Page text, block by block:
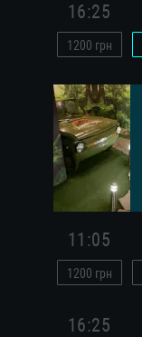
16:25
1200 грн
11:05
1200 грн
16:25